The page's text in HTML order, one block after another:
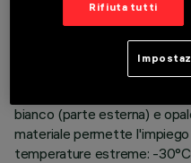
Apparecchio per
output – realizzato su
lungo L=354mm. Il circuito
bianco (parte esterna) e
materiale permette l'impiego
temperature estreme: -
Rifiuta tutti